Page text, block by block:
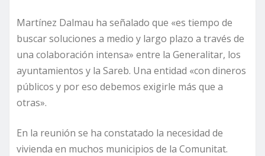
Martínez Dalmau ha señalado que «es tiempo de
buscar soluciones a medio y largo plazo a través de
una colaboración intensa» entre la Generalitar, los
ayuntamientos y la Sareb. Una entidad «con dineros
públicos y por eso debemos exigirle más que a
otras».
En la reunión se ha constatado la necesidad de
vivienda en muchos municipios de la Comunitat.